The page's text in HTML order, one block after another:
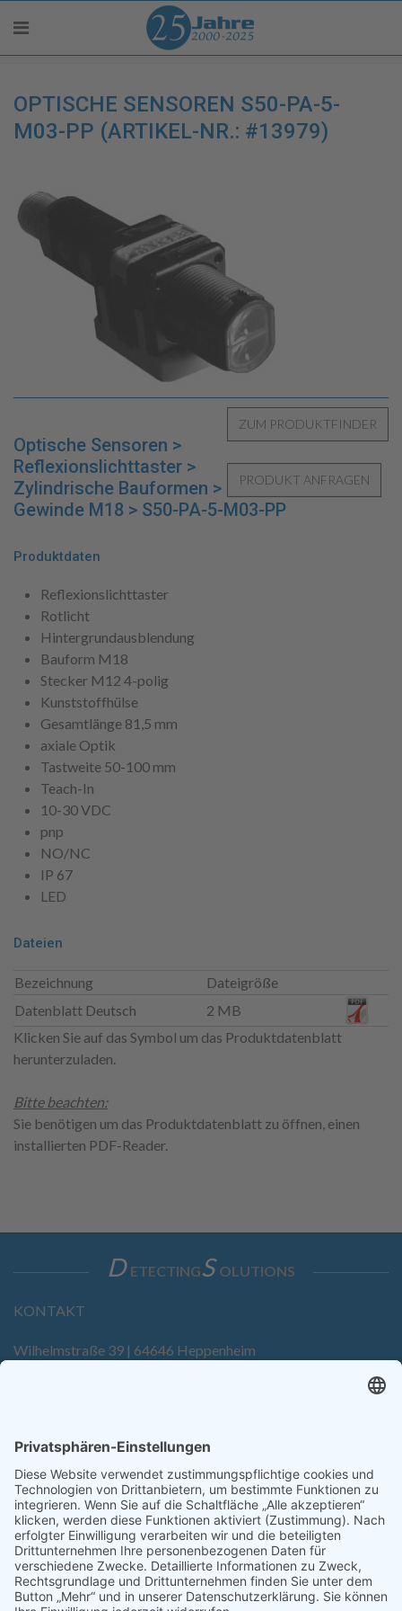
OPTISCHE SENSOREN S50-PA-5-
M03-PP (ARTIKEL-NR.: #13979)
Optische Sensoren >
Reflexionslichttaster >
Zylindrische Bauformen >
Gewinde M18 > S50-PA-5-M03-PP
Produktdaten
Reflexionslichttaster
Rotlicht
Hintergrundausblendung
Bauform M18
Stecker M12 4-polig
Kunststoffhülse
Gesamtlänge 81,5 mm
axiale Optik
Tastweite 50-100 mm
Teach-In
10-30 VDC
pnp
NO/NC
IP 67
LED
Dateien
Bezeichnung
Dateigröße
Datenblatt Deutsch
2 MB
Klicken Sie auf das Symbol um das Produktdatenblatt
herunterzuladen.
Bitte beachten:
Sie benötigen um das Produktdatenblatt zu öffnen, einen
installierten PDF-Reader.
D ETECTINGS OLUTIONS
KONTAKT
Wilhelmstraße 39 | 64646 Heppenheim
SERVICE
Anfrage
Direkt-Bestellung